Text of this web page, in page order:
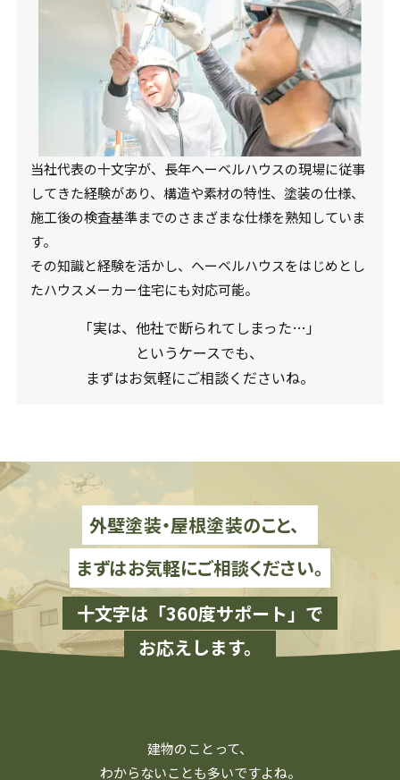
当社代表の十文字が、長年ヘーベルハウスの現場に従事
してきた経験があり、構造や素材の特性、塗装の仕様、
施工後の検査基準までのさまざまな仕様を熟知していま
す。
その知識と経験を活かし、ヘーベルハウスをはじめとし
たハウスメーカー住宅にも対応可能。
「実は、他社で断られてしまった…」
というケースでも、
まずはお気軽にご相談くださいね。
外壁塗装・屋根塗装のこと、
まずはお気軽にご相談ください。
十文字は「360度サポート」で
お応えします。
建物のことって、
わからないことも多いですよね。